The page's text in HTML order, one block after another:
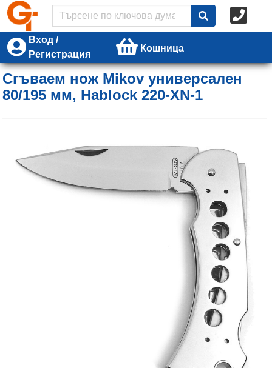
Вход /
Регистрация
Кошница
Сгъваем нож Mikov универсален
80/195 мм, Hablock 220-XN-1